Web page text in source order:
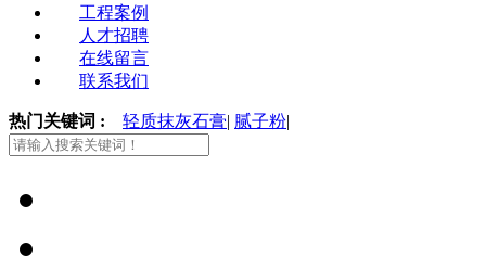
工程案例
人才招聘
在线留言
联系我们
热门关键词 : 轻质抹灰石膏| 腻子粉|